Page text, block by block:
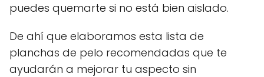
puedes quemarte si no está bien aislado.
De ahí que elaboramos esta lista de
planchas de pelo recomendadas que te
ayudarán a mejorar tu aspecto sin